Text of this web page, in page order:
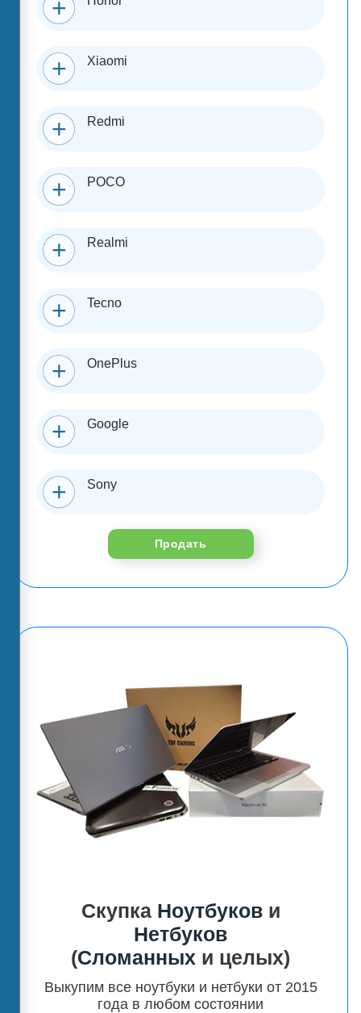
Xiaomi
Redmi
POCO
Realmi
Tecno
OnePlus
Google
Sony
Продать
Скупка Ноутбукови
Нетбуков
(Сломанных и целых)
Выкупим все ноутбуки и нетбуки от 2015
года в любом состоянии